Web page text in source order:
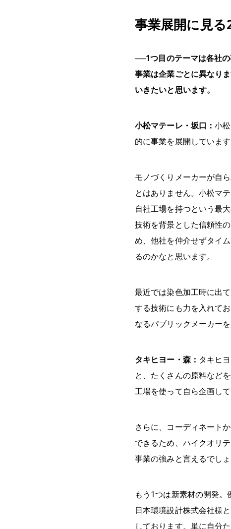
事業展開に見る
──1つ目のテーマは各社
事業は企業ごとに異なり
いきたいと思います。
小松マテーレ・坂口： 小
的に事業を展開していま
モノづくりメーカーが自
とはありません。小松マ
自社工場を持つという最
技術を背景とした信頼性
め、他社を仲介せずタイ
るのかなと思います。
最近では染色加工時に出
する技術にも力を入れて
なるパブリックメーカー
タキヒヨー・森： タキヒ
と、たくさんの原料など
工場を使って自ら企画し
さらに、コーディネート
できるため、ハイクオリ
事業の強みと言えるでしょ
もう1つは新素材の開発
日本環境設計株式会社様
しております。単に自分